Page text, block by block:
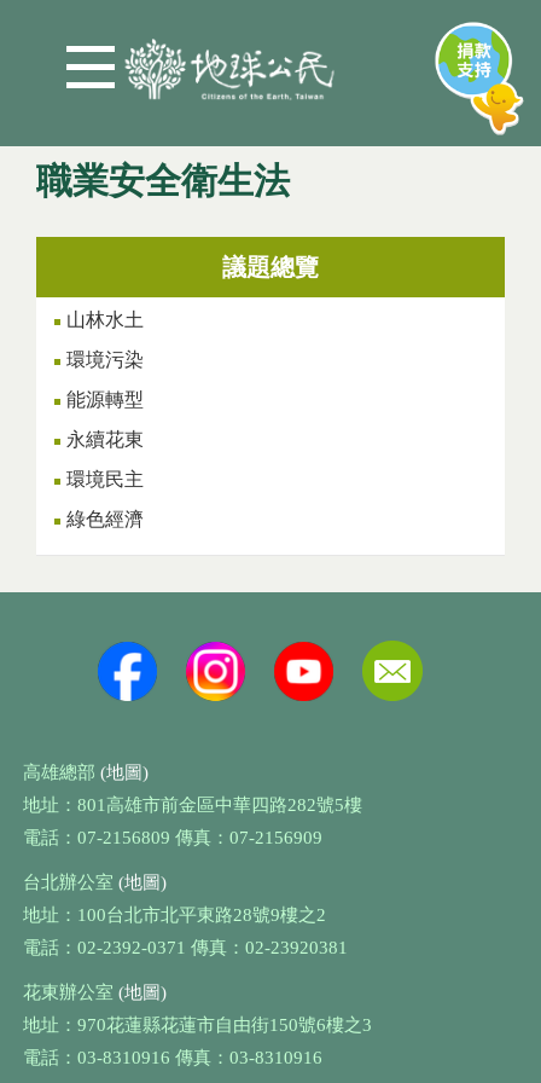
職業安全衛生法
議題總覽
山林水土
環境污染
能源轉型
永續花東
環境民主
綠色經濟
高雄總部 (地圖)
地址：801高雄市前金區中華四路282號5樓
電話：07-2156809 傳真：07-2156909
台北辦公室 (地圖)
地址：100台北市北平東路28號9樓之2
電話：02-2392-0371 傳真：02-23920381
花東辦公室 (地圖)
地址：970花蓮縣花蓮市自由街150號6樓之3
電話：03-8310916 傳真：03-8310916